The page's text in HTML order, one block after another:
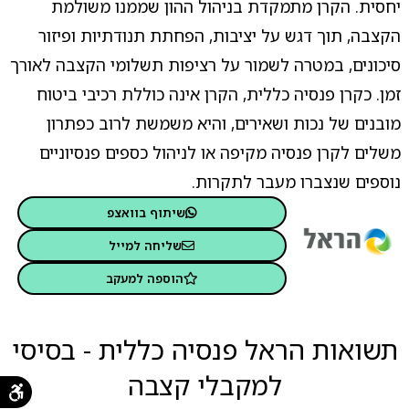
יחסית. הקרן מתמקדת בניהול ההון שממנו משולמת
הקצבה, תוך דגש על יציבות, הפחתת תנודתיות ופיזור
סיכונים, במטרה לשמור על רציפות תשלומי הקצבה לאורך
זמן. כקרן פנסיה כללית, הקרן אינה כוללת רכיבי ביטוח
מובנים של נכות ושאירים, והיא משמשת לרוב כפתרון
משלים לקרן פנסיה מקיפה או לניהול כספים פנסיוניים
נוספים שנצברו מעבר לתקרות.
שיתוף בוואצפ
שליחה למייל
הוספה למעקב
תשואות הראל פנסיה כללית - בסיסי
למקבלי קצבה